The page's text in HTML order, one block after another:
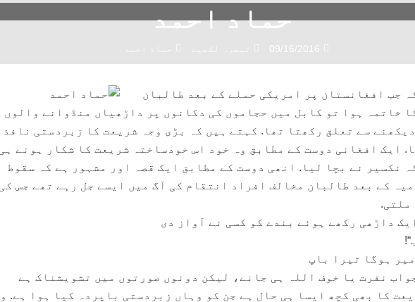
حماد احمد
09/16/2016 حماد احمد
جب افغانستان پر امریکی حملے کے بعد طالبان
خاتمہ ہوا تو کابل میں حجاموں کی دکانوں پر داڑھیاں منڈوانے والوں
سے تعلق رکھتا تھا. کہتے ہیں کہ بڑی وجہ شریعت کا زبردستی نافذ
ایک افغانی دوست کے مطابق وہ خود اس خودساختہ شریعت کا شکار ہونے ہی
نکسیر نے بچا لیا. انھی دوست کے مطابق ایک قصہ اور مشہور ہے کہ سقوط
کے بعد طالبان مخالف افراد انتقام کی آگ میں ایسے جل رہے تھے جس کی
ملتی.
داڑھی رکھے ہوئے بندے کو کسی نے آواز دی
ہوگا تیرا باپ
نفرت یا خوف اللہ ہی جانے، لیکن دونوں صورتوں میں تشویشناک ہے
کا بھی کچھ ایسا ہی حال ہے جن کو وہاں زبردستی باپردہ کیا ہوا ہے.